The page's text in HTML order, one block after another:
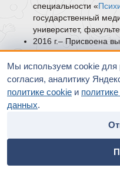
Мы используем cookie для
согласия, аналитику
политике cookie и
данных.
специальности «
государственный
университет,
2016 г.– Присвоена
категория по
2020 г.– Повышение
«Психиатрия»,
непрерывного
ОПЫТ РАБОТЫ:
1993—1999гг.